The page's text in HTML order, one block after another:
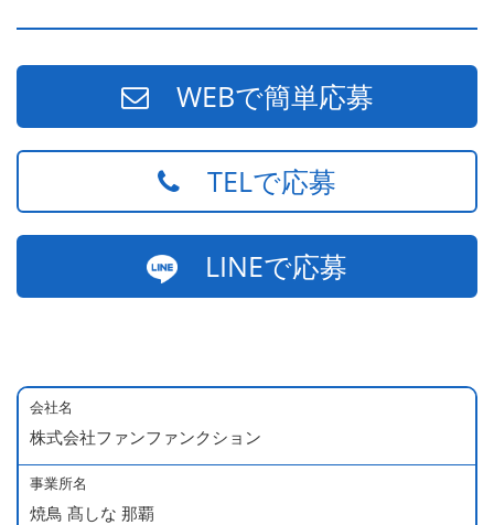
WEBで簡単応募
TELで応募
LINEで応募
会社名
株式会社ファンファンクション
事業所名
焼鳥 髙しな 那覇